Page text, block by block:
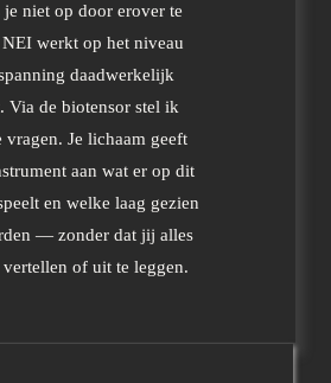
je niet op door erover te
werkt op het niveau
daadwerkelijk
Via de biotensor stel ik
vragen. Je lichaam geeft
aan wat er op dit
en welke laag gezien
— zonder dat jij alles
of uit te leggen.